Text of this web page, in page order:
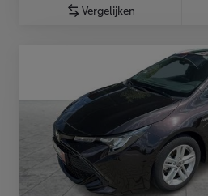
Vergelijken